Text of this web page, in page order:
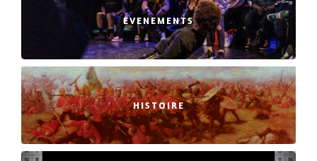
EVENEMENTS
HISTOIRE